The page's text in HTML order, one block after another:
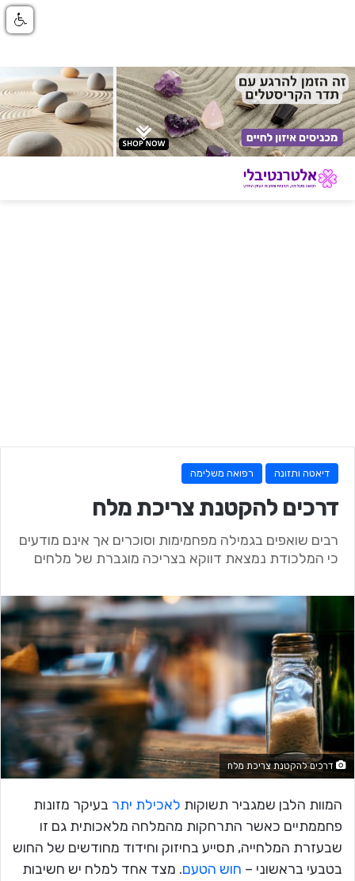
דיאטה ותזונה רפואה משלימה
דרכים להקטנת צריכת מלח
רבים שואפים בגמילה מפחמימות וסוכרים אך אינם מודעים
כי המלכודת נמצאת דווקא בצריכה מוגברת של מלחים
דרכים להקטנת צריכת מלח
המוות הלבן שמגביר תשוקות לאכילת יתר בעיקר מזונות
פחממתיים כאשר התרחקות מהמלחה מלאכותית גם זו
שבעזרת המלחייה, תסייע בחיזוק וחידוד מחודשים של החוש
בטבעי בראשוני – חוש הטעם. מצד אחד למלח יש חשיבות